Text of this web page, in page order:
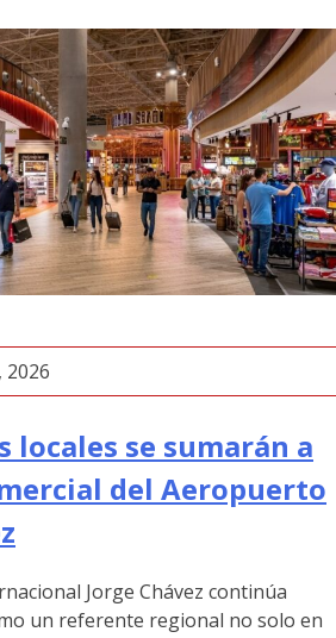
2026
locales se sumarán a
del Aeropuerto
Jorge Chávez continúa
un referente regional no solo en